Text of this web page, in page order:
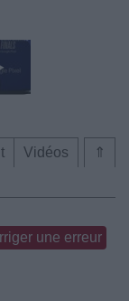
⇑
Vidéos
une erreur